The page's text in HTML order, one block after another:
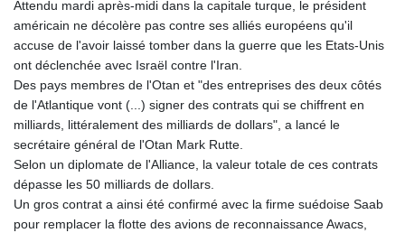
Attendu mardi après-midi dans la capitale turque, le président
américain ne décolère pas contre ses alliés européens qu'il
accuse de l'avoir laissé tomber dans la guerre que les Etats-Unis
ont déclenchée avec Israël contre l'Iran.
Des pays membres de l'Otan et "des entreprises des deux côtés
de l'Atlantique vont (...) signer des contrats qui se chiffrent en
milliards, littéralement des milliards de dollars", a lancé le
secrétaire général de l'Otan Mark Rutte.
Selon un diplomate de l'Alliance, la valeur totale de ces contrats
dépasse les 50 milliards de dollars.
Un gros contrat a ainsi été confirmé avec la firme suédoise Saab
pour remplacer la flotte des avions de reconnaissance Awacs,